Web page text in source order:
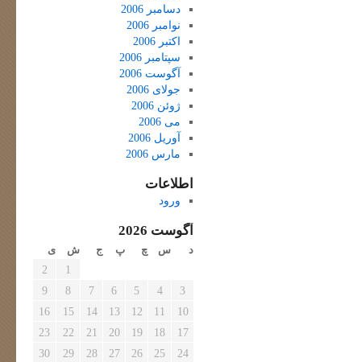
دسامبر 2006
نوامبر 2006
اکتبر 2006
سپتامبر 2006
آگوست 2006
جولای 2006
ژوئن 2006
می 2006
آوریل 2006
مارس 2006
اطلاعات
ورود
آگوست 2026
د س چ پ ج ش ی
1
2
3
4
5
6
7
8
9
10
11
12
13
14
15
16
17
18
19
20
21
22
23
24
25
26
27
28
29
30